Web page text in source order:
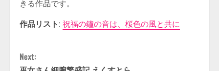
きる作品です。
作品リスト: 祝福の鐘の音は、桜色の風と共に
C
Next: